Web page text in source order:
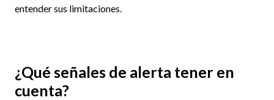
entender sus limitaciones.
¿Qué señales de alerta tener en
cuenta?